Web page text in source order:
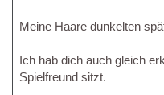
Meine Haare dunkelten
Ich hab dich auch gleich
Spielfreund sitzt.